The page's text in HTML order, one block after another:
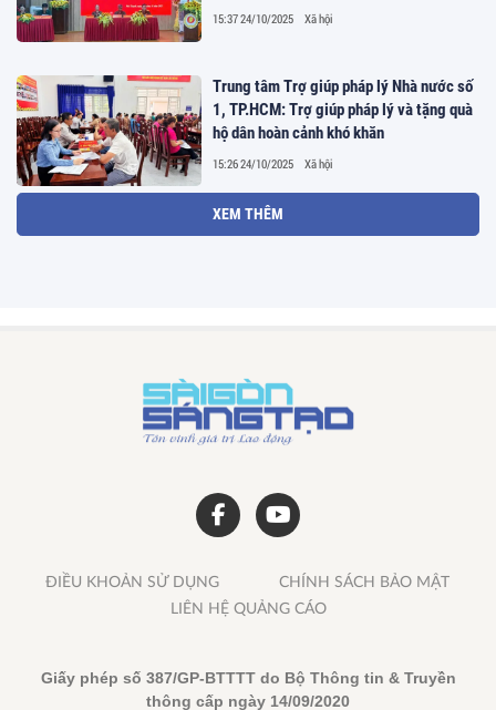
15:37 24/10/2025 Xã hội
Trung tâm Trợ giúp pháp lý Nhà nước số
1, TP.HCM: Trợ giúp pháp lý và tặng quà
hộ dân hoàn cảnh khó khăn
15:26 24/10/2025 Xã hội
Phường Phú Thạnh (TPHCM): Chăm lo
hộ dân hoàn cảnh khó khăn và học sinh
nghèo vượt khó
Bà Mai Kiều Liên tiếp tục vào 'Top 100
phụ nữ quyền lực châu Á'
09:02 13/10/2025 Tiêu dùng
và Dịch vụ tiêu biểu năm 2025